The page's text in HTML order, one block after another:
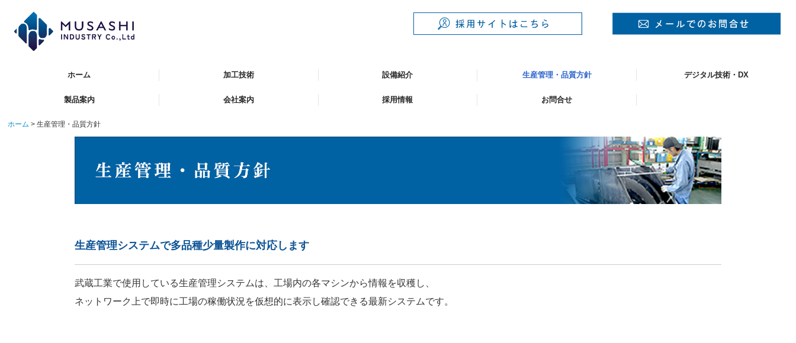
ホーム 加工技術 設備紹介 生産管理・品質方針 デジタル技術・DX
製品案内 会社案内 採用情報 お問合せ
ホーム 生産管理・品質方針
生産管理システムで多品種少量製作に対応します
武蔵工業で使用している生産管理システムは、工場内の各マシンから情報を収穫し、
ネットワーク上で即時に工場の稼働状況を仮想的に表示し確認できる最新システムです。